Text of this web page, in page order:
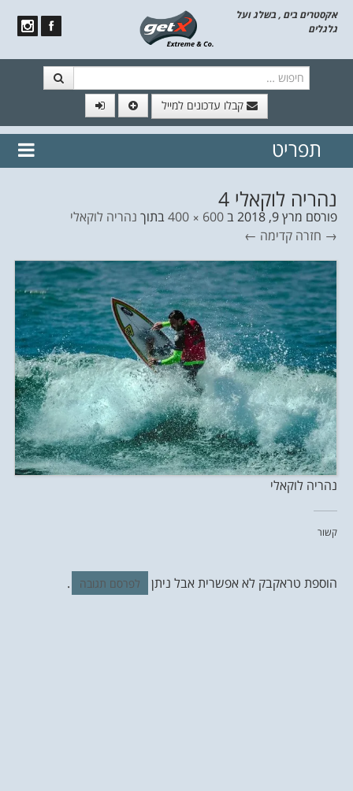
אקסטרים בים , בשלג ועל
גלגלים
קבלו עדכונים למייל
// הצטרף לרשימת תפוצה!
נשמח
תפריט
נהריה לוקאלי 4
פורסם מרץ 9, 2018 ב600 × 400 בתוך נהריה לוקאלי
→ חזרה קדימה ←
נהריה לוקאלי
קשור
הוספת טראקבק לא אפשרית אבל ניתן לפרסם תגובה .